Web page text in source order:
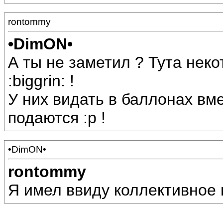
rontommy
•DimON•
А ты не заметил ? Тута
:biggrin: !
У них видать в баллонах
подаются :p !
•DimON•
rontommy
Я имел ввиду коллективное